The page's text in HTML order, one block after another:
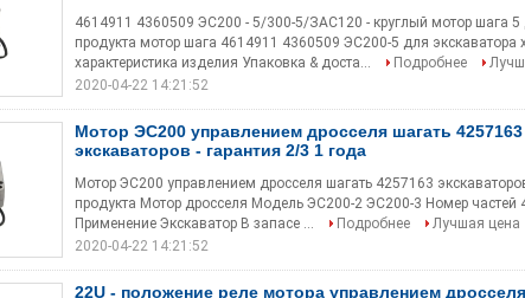
4614911 4360509 ЭС200 - 5/300-5/ЗАС120 - круглый мотор шага 5
продукта мотор шага 4614911 4360509 ЭС200-5 для экскаватора
характеристика изделия Упаковка & доста...
Подробнее
2020-04-22 14:21:52
Мотор ЭС200 управлением дросселя шагать 4257163
экскаваторов - гарантия 2/3 1 года
Мотор ЭС200 управлением дросселя шагать 4257163
продукта Мотор дросселя Модель ЭС200-2 ЭС200-3 Номер частей
Применение Экскаватор В запасе ...
Подробнее
Лучшая цена
2020-04-22 14:21:52
22U - положение реле мотора управлением